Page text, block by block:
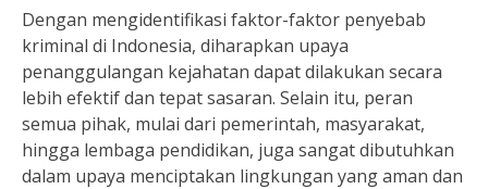
Dengan mengidentifikasi faktor-faktor penyebab
kriminal di Indonesia, diharapkan upaya
penanggulangan kejahatan dapat dilakukan secara
lebih efektif dan tepat sasaran. Selain itu, peran
semua pihak, mulai dari pemerintah, masyarakat,
hingga lembaga pendidikan, juga sangat dibutuhkan
dalam upaya menciptakan lingkungan yang aman dan